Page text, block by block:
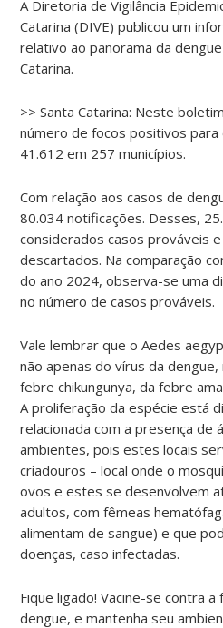
A Diretoria de Vigilância
Catarina (DIVE) publicou um
relativo ao panorama da
Catarina.
>> Santa Catarina: Neste
número de focos positivos
41.612 em 257 municípios.
Com relação aos casos de
80.034 notificações. Desses,
considerados casos prováveis
descartados. Na comparação
do ano 2024, observa-se uma
no número de casos prováveis.
Vale lembrar que o Aedes
não apenas do vírus da
febre chikungunya, da febre
A proliferação da espécie está
relacionada com a presença de
ambientes, pois estes locais
criadouros – local onde o
ovos e estes se desenvolvem
adultos, com fêmeas
alimentam de sangue) e que
doenças, caso infectadas.
Fique ligado! Vacine-se contra
dengue, e mantenha seu